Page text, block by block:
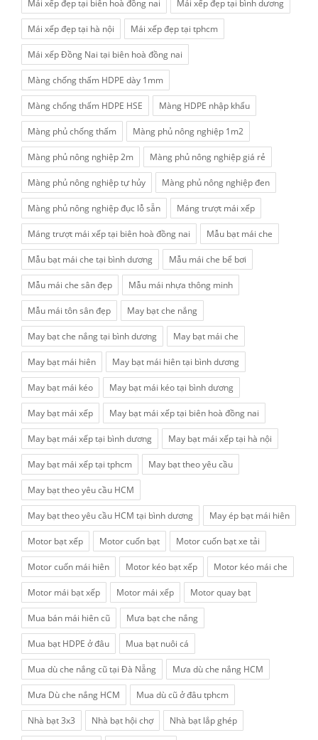
Mái xếp đẹp tại biên hoà đồng nai Mái xếp đẹp tại bình dương
Mái xếp đẹp tại hà nội Mái xếp đẹp tại tphcm
Mái xếp Đồng Nai tại biên hoà đồng nai
Màng chống thấm HDPE dày 1mm
Màng chống thấm HDPE HSE Màng HDPE nhập khẩu
Màng phủ chống thấm Màng phủ nông nghiệp 1m2
Màng phủ nông nghiệp 2m Màng phủ nông nghiệp giá rẻ
Màng phủ nông nghiệp tự hủy Màng phủ nông nghiệp đen
Màng phủ nông nghiệp đục lỗ sẵn Máng trượt mái xếp
Máng trượt mái xếp tại biên hoà đồng nai Mẫu bạt mái che
Mẫu bạt mái che tại bình dương Mẫu mái che bể bơi
Mẫu mái che sân đẹp Mẫu mái nhựa thông minh
Mẫu mái tôn sân đẹp May bạt che nắng
May bạt che nắng tại bình dương May bạt mái che
May bạt mái hiên May bạt mái hiên tại bình dương
May bạt mái kéo May bạt mái kéo tại bình dương
May bạt mái xếp May bạt mái xếp tại biên hoà đồng nai
May bạt mái xếp tại bình dương May bạt mái xếp tại hà nội
May bạt mái xếp tại tphcm May bạt theo yêu cầu
May bạt theo yêu cầu HCM
May bạt theo yêu cầu HCM tại bình dương May ép bạt mái hiên
Motor bạt xếp Motor cuốn bạt Motor cuốn bạt xe tải
Motor cuốn mái hiên Motor kéo bạt xếp Motor kéo mái che
Motor mái bạt xếp Motor mái xếp Motor quay bạt
Mua bán mái hiên cũ Mưa bạt che nắng
Mua bạt HDPE ở đâu Mua bạt nuôi cá
Mua dù che nắng cũ tại Đà Nẵng Mưa dù che nắng HCM
Mưa Dù che nắng HCM Mua dù cũ ở đâu tphcm
Nhà bạt 3x3 Nhà bạt hội chợ Nhà bạt lắp ghép